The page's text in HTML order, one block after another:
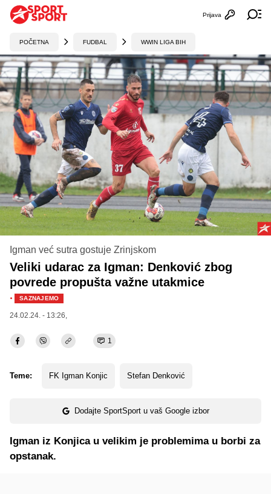
Otvori
Prijava
POČETNA FUDBAL WWIN LIGA BIH
Igman već sutra gostuje Zrinjskom
Veliki udarac za Igman: Denković zbog
povrede propušta važne utakmice
· SAZNAJEMO
24.02.24. - 13:26,
1
Teme: FK Igman Konjic Stefan Denković
Dodajte SportSport u vaš Google izbor
Igman iz Konjica u velikim je problemima u borbi za
opstanak.